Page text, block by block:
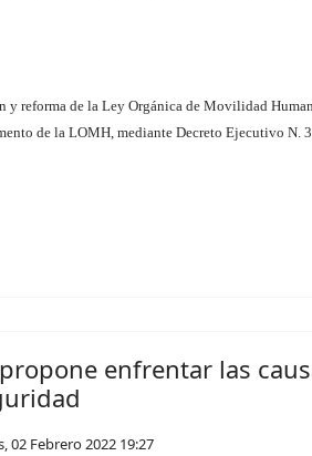
y reforma de la Ley Orgánica de Movilidad
de la LOMH, mediante Decreto Ejecutivo N.
enfrentar las
02 Febrero 2022 19:27